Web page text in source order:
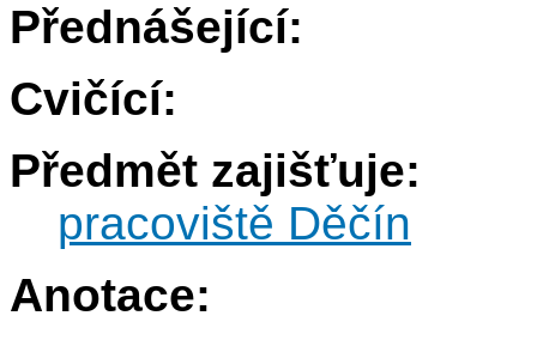
Přednášející:
Cvičící:
Předmět zajišťuje:
pracoviště Děčín
Anotace: